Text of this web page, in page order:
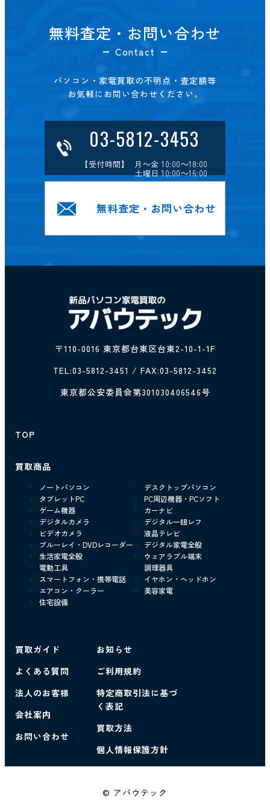
無料査定・お問い合わせ
Contact
パソコン・家電買取の不明点・査定額等
お気軽にお問い合わせください。
03-5812-3453
【受付時間】 月～金 10:00～18:00
土曜日 10:00～16:00
無料査定・お問い合わせ
〒110-0016 東京都台東区台東2-10-1-1F
TEL:03-5812-3451 / FAX:03-5812-3452
東京都公安委員会第301030406546号
TOP
買取商品
ノートパソコン
デスクトップパソコン
タブレットPC
PC周辺機器・PCソフト
ゲーム機器
カーナビ
デジタルカメラ
デジタル一眼レフ
ビデオカメラ
液晶テレビ
ブルーレイ・DVDレコーダー
デジタル家電全般
生活家電全般
ウェアラブル端末
電動工具
調理器具
スマートフォン・携帯電話
イヤホン・ヘッドホン
エアコン・クーラー
美容家電
住宅設備
買取ガイド
よくある質問
法人のお客様
会社案内
お問い合わせ
お知らせ
ご利用規約
特定商取引法に基づ
く表記
買取方法
個人情報保護方針
© アバウテック